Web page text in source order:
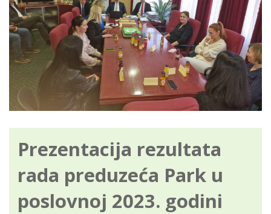
Prezentacija rezultata
rada preduzeća Park u
poslovnoj 2023. godini